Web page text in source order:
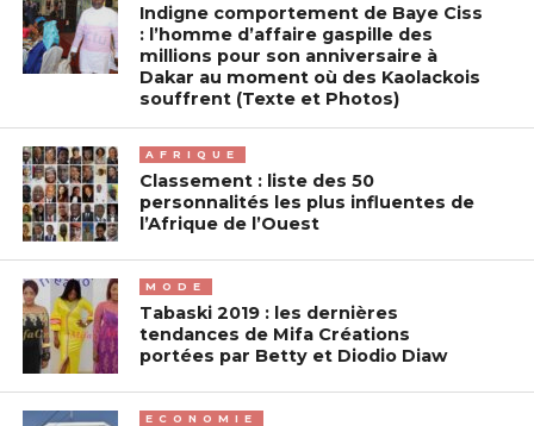
Indigne comportement de Baye Ciss
: l’homme d’affaire gaspille des
millions pour son anniversaire à
Dakar au moment où des Kaolackois
souffrent (Texte et Photos)
AFRIQUE
Classement : liste des 50
personnalités les plus influentes de
l’Afrique de l’Ouest
MODE
Tabaski 2019 : les dernières
tendances de Mifa Créations
portées par Betty et Diodio Diaw
ECONOMIE